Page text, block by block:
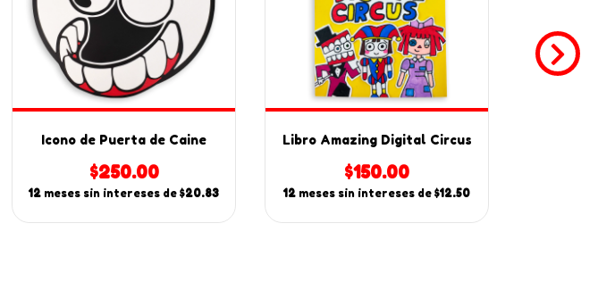
Icono de Puerta de Caine
$250.00
12 meses sin intereses de $20.83
Libro Amazing Digital Circus
$150.00
12 meses sin intereses de $12.50